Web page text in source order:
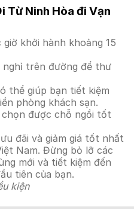
Từ Ninh Hòa đi Vạn
khởi hành khoảng 15
nghỉ trên đường để thư
thể giúp bạn tiết kiệm
phòng khách sạn.
được chỗ ngồi tốt
đãi và giảm giá tốt nhất
Nam. Đừng bỏ lỡ các
mới và tiết kiệm đến
tiên của bạn.
kiện